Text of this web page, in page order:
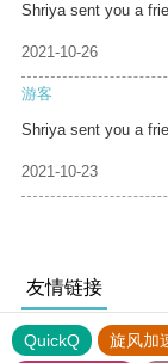
Shriya sent you a
2021-10-26
游客
Shriya sent you a
2021-10-23
友情链接
QuickQ 旋风加